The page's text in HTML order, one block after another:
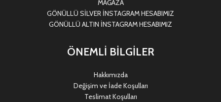
MAĞAZA
GÖNÜLLÜ SİLVER İNSTAGRAM HESABIMIZ
GÖNÜLLÜ ALTIN İNSTAGRAM HESABIMIZ
ÖNEMLİ BİLGİLER
Hakkımızda
Değişim ve İade Koşulları
Teslimat Koşulları